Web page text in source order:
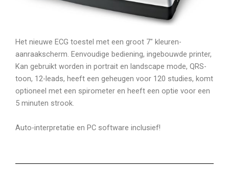
Het nieuwe ECG toestel met een groot 7″ kleuren-
aanraakscherm. Eenvoudige bediening, ingebouwde printer,
Kan gebruikt worden in portrait en landscape mode, QRS-
toon, 12-leads, heeft een geheugen voor 120 studies, komt
optioneel met een spirometer en heeft een optie voor een
5 minuten strook.
Auto-interpretatie en PC software inclusief!